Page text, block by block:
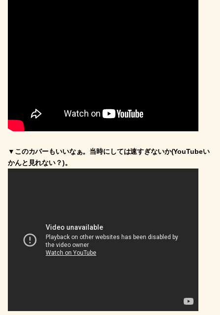
▼このカバーもいいなぁ。当時にしては速すぎないか(YouTubeい
かんと見れない？)。